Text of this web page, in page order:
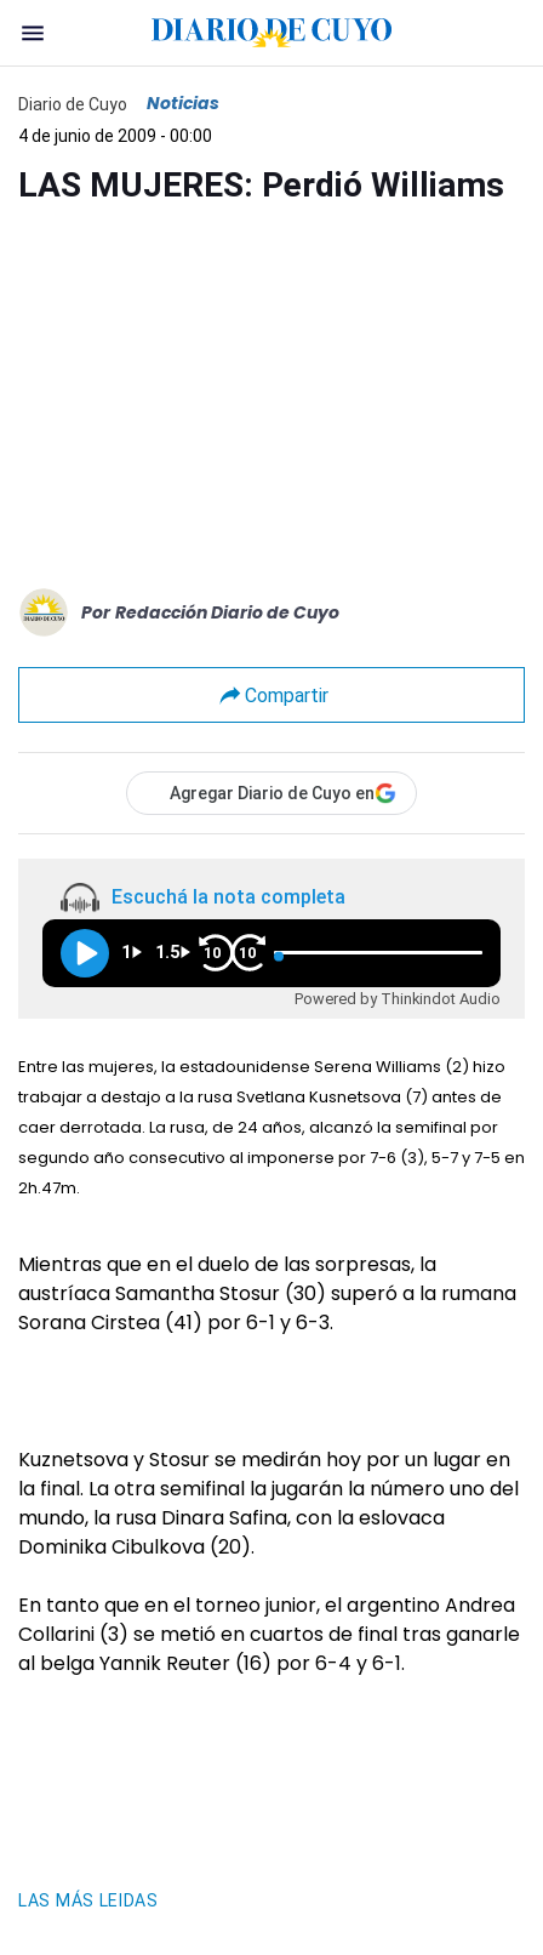
Diario de Cuyo Noticias
4 de junio de 2009 - 00:00
LAS MUJERES: Perdió Williams
Por Redacción Diario de Cuyo
Compartir
Agregar Diario de Cuyo en
Escuchá la nota completa
1 1.5 10 10
Powered by Thinkindot Audio
Entre las mujeres, la estadounidense Serena Williams (2) hizo
trabajar a destajo a la rusa Svetlana Kusnetsova (7) antes de
caer derrotada. La rusa, de 24 años, alcanzó la semifinal por
segundo año consecutivo al imponerse por 7-6 (3), 5-7 y 7-5 en
2h.47m.
Mientras que en el duelo de las sorpresas, la
austríaca Samantha Stosur (30) superó a la rumana
Sorana Cirstea (41) por 6-1 y 6-3.
Kuznetsova y Stosur se medirán hoy por un lugar en
la final. La otra semifinal la jugarán la número uno del
mundo, la rusa Dinara Safina, con la eslovaca
Dominika Cibulkova (20).
En tanto que en el torneo junior, el argentino Andrea
Collarini (3) se metió en cuartos de final tras ganarle
al belga Yannik Reuter (16) por 6-4 y 6-1.
LAS MÁS LEIDAS